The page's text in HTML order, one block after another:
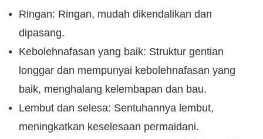
Ringan: Ringan, mudah dikendalikan dan
dipasang.
Kebolehnafasan yang baik: Struktur gentian
longgar dan mempunyai kebolehnafasan yang
baik, menghalang kelembapan dan bau.
Lembut dan selesa: Sentuhannya lembut,
meningkatkan keselesaan permaidani.